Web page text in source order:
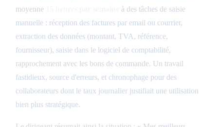
moyenne
à des tâches de saisie
manuelle : réception des factures par email ou courrier,
extraction des données (montant, TVA, référence,
fournisseur), saisie dans le logiciel de comptabilité,
rapprochement avec les bons de commande. Un travail
fastidieux, source d'erreurs, et chronophage pour des
collaborateurs dont le taux journalier justifiait une utilisation
bien plus stratégique.